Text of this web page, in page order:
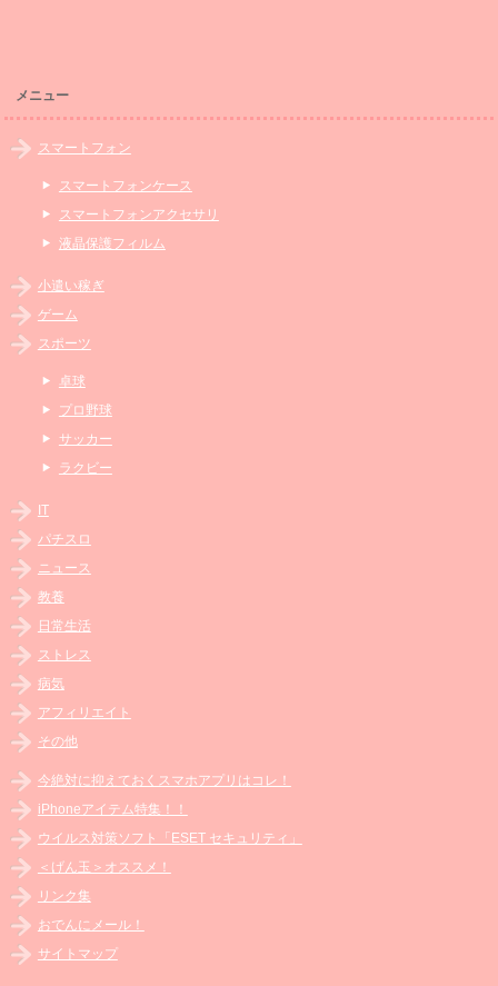
メニュー
スマートフォン
スマートフォンケース
スマートフォンアクセサリ
液晶保護フィルム
小遣い稼ぎ
ゲーム
スポーツ
卓球
プロ野球
サッカー
ラクビー
IT
パチスロ
ニュース
教養
日常生活
ストレス
病気
アフィリエイト
その他
今絶対に抑えておくスマホアプリはコレ！
iPhoneアイテム特集！！
ウイルス対策ソフト「ESET セキュリティ」
＜げん玉＞オススメ！
リンク集
おでんにメール！
サイトマップ